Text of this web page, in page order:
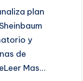
plan
y
de
Mas…